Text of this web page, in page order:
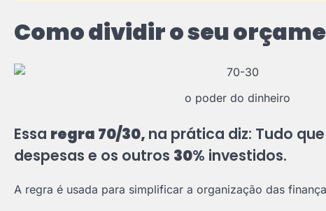
Como dividir o seu
o poder do dinheiro
Essa regra 70/30, na prática diz: Tudo
despesas e os outros 30% investidos.
A regra é usada para simplificar a organização das